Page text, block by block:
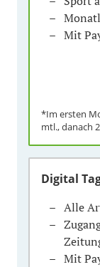
Mit
*Im ersten
mtl., danach
Digital
Alle
Mit